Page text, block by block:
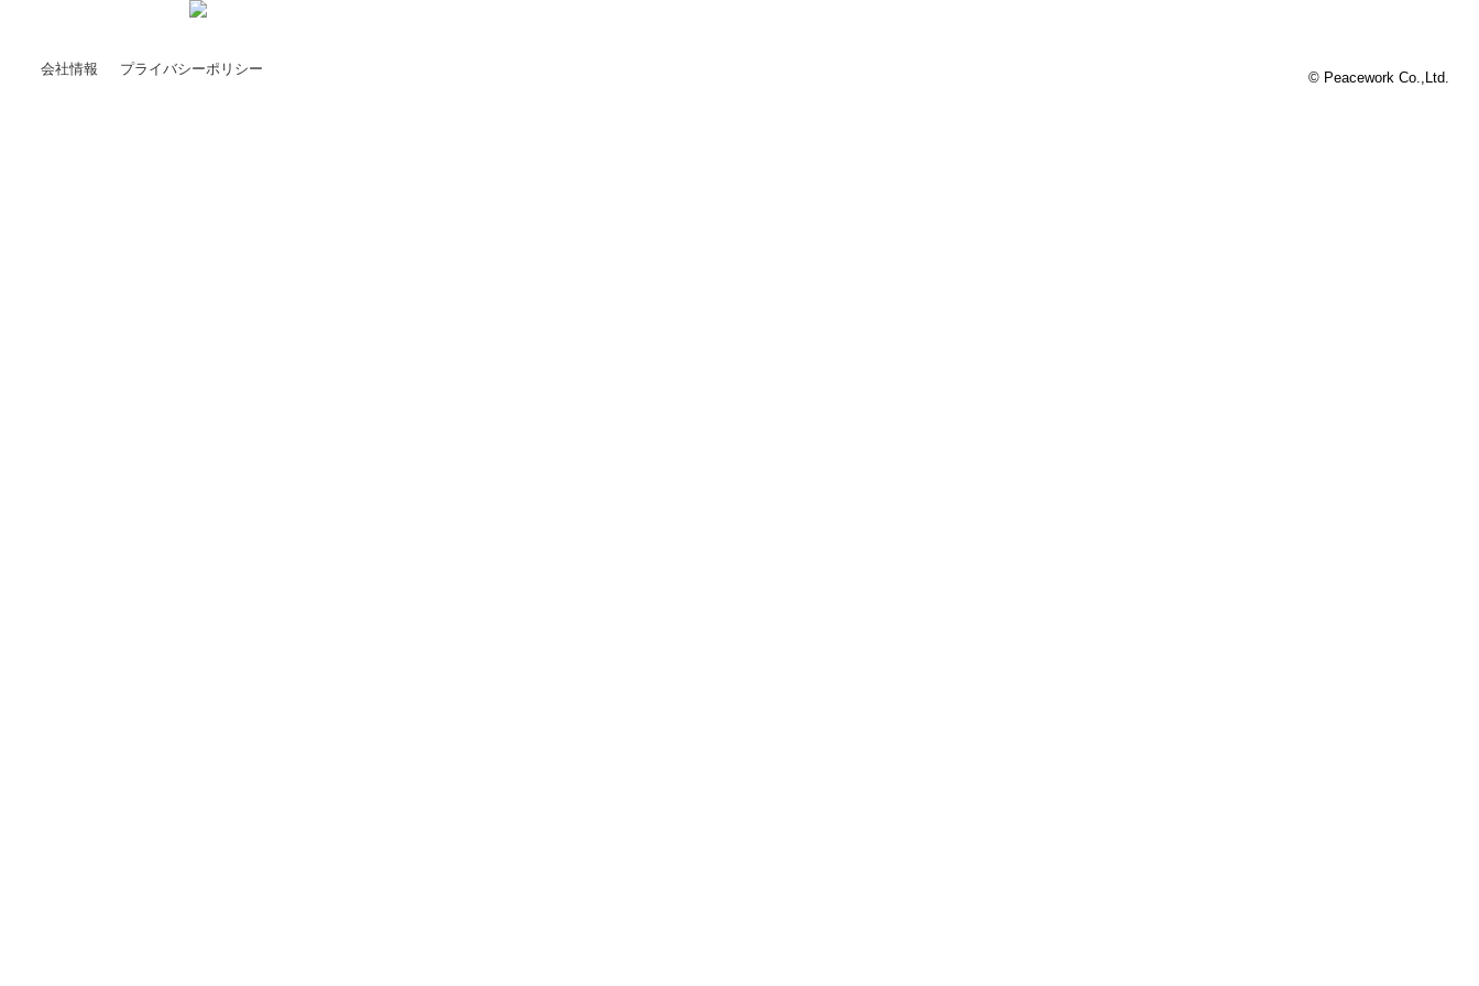
会社情報 プライバシーポリシー © Peacework Co.,Ltd.